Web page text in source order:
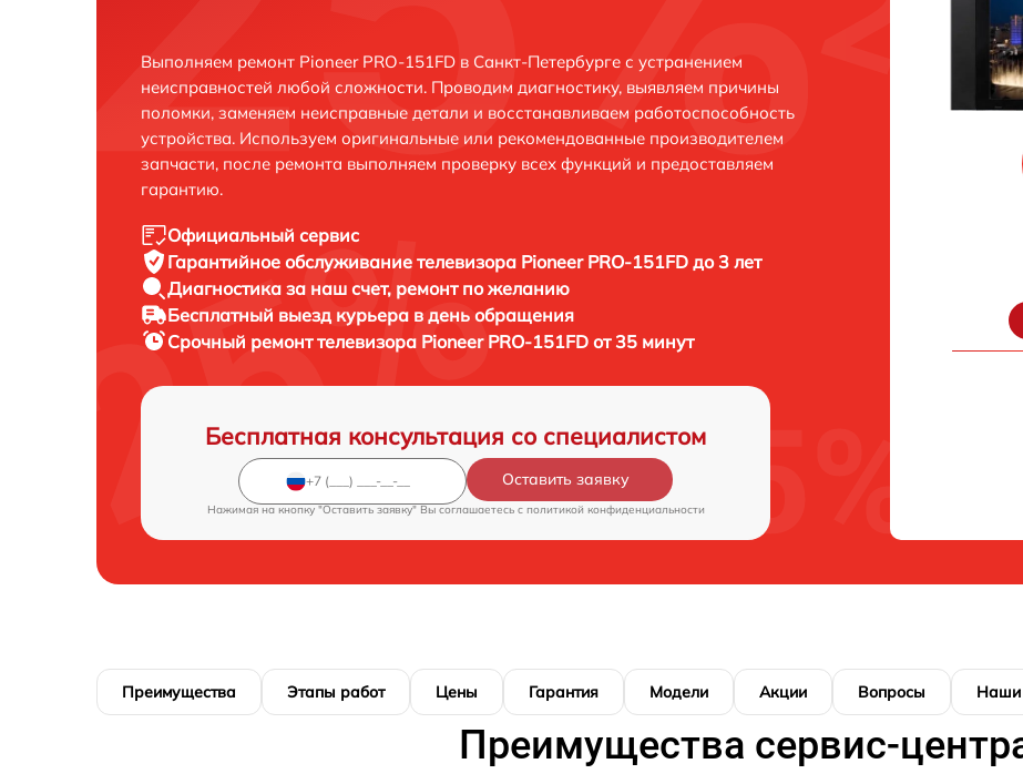
Выполняем ремонт Pioneer PRO-151FD в Санкт-Петербурге с устранением
неисправностей любой сложности. Проводим диагностику, выявляем причины
поломки, заменяем неисправные детали и восстанавливаем работоспособность
устройства. Используем оригинальные или рекомендованные производителем
запчасти, после ремонта выполняем проверку всех функций и предоставляем
гарантию.
Официальный сервис
Гарантийное обслуживание телевизора Pioneer PRO-151FD до 3 лет
Диагностика за наш счет, ремонт по желанию
Бесплатный выезд курьера в день обращения
Срочный ремонттелевизора Pioneer PRO-151FD от 35 минут
Бесплатная консультация со специалистом
Оставить заявку
Нажимая на кнопку "Оставить заявку" Вы соглашаетесь c политикой конфиденциальности
Преимущества Этапы работ Цены Гарантия Модели Акции Вопросы Наши
Преимущества сервис-